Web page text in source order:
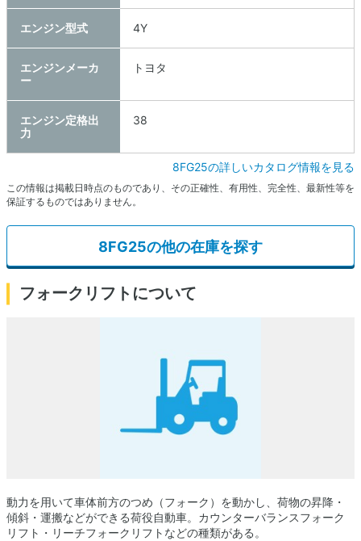
エンジン型式 4Y
エンジンメーカ
ー
トヨタ
エンジン定格出
力
38
8FG25の詳しいカタログ情報を見る
この情報は掲載日時点のものであり、その正確性、有用性、完全性、最新性等を
保証するものではありません。
8FG25の他の在庫を探す
フォークリフトについて
動力を用いて車体前方のつめ（フォーク）を動かし、荷物の昇降・
傾斜・運搬などができる荷役自動車。カウンターバランスフォーク
リフト・リーチフォークリフトなどの種類がある。